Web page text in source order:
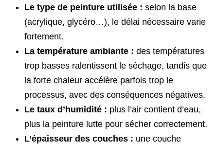
Le type de peinture utilisée : selon la base
(acrylique, glycéro…), le délai nécessaire varie
fortement.
La température ambiante : des températures
trop basses ralentissent le séchage, tandis que
la forte chaleur accélère parfois trop le
processus, avec des conséquences négatives.
Le taux d’humidité : plus l’air contient d’eau,
plus la peinture lutte pour sécher correctement.
L’épaisseur des couches : une couche